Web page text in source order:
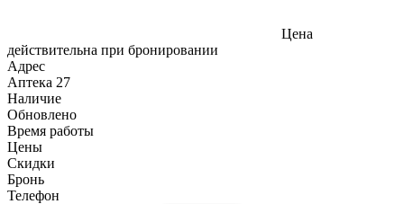
Цена
действительна при бронировании
Адрес
Аптека 27
Наличие
Обновлено
Время работы
Цены
Скидки
Бронь
Телефон